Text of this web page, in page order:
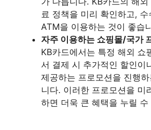
료 정책을 미리 확인하고, 수
ATM을 이용하는 것이 좋습
자주 이용하는 쇼핑몰/국가
KB카드에서는 특정 해외 쇼
서 결제 시 추가적인 할인이
제공하는 프로모션을 진행
니다. 이러한 프로모션을 미
하면 더욱 큰 혜택을 누릴 수